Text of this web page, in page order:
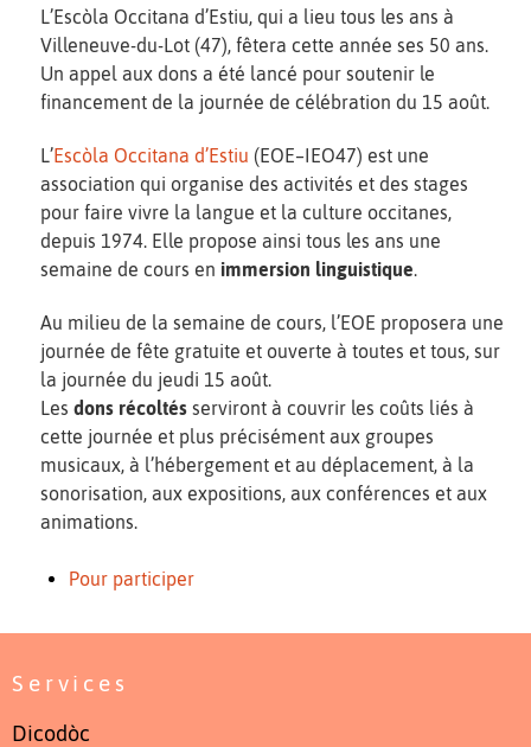
L’Escòla Occitana d’Estiu, qui a lieu tous les ans à
Villeneuve-du-Lot (47), fêtera cette année ses 50 ans.
Un appel aux dons a été lancé pour soutenir le
financement de la journée de célébration du 15 août.
L’Escòla Occitana d’Estiu (EOE–IEO47) est une
association qui organise des activités et des stages
pour faire vivre la langue et la culture occitanes,
depuis 1974. Elle propose ainsi tous les ans une
semaine de cours en immersion linguistique.
Au milieu de la semaine de cours, l’EOE proposera une
journée de fête gratuite et ouverte à toutes et tous, sur
la journée du jeudi 15 août.
Les dons récoltés serviront à couvrir les coûts liés à
cette journée et plus précisément aux groupes
musicaux, à l’hébergement et au déplacement, à la
sonorisation, aux expositions, aux conférences et aux
animations.
Pour participer
Services
Dicodòc